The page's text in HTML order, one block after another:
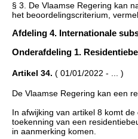
§ 3. De Vlaamse Regering kan
het beoordelingscriterium,
Afdeling 4. Internationale
Onderafdeling 1.
Artikel 34. ( 01/01/2022 - ... )
De Vlaamse Regering kan een
In afwijking van artikel 8 komt
toekenning van een
in aanmerking komen.